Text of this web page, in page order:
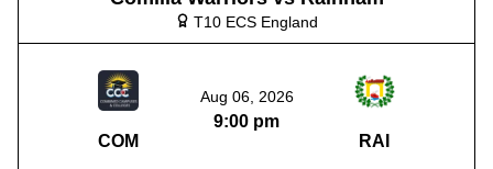
T10 ECS England
COM
Aug 06, 2026
9:00 pm
RAI